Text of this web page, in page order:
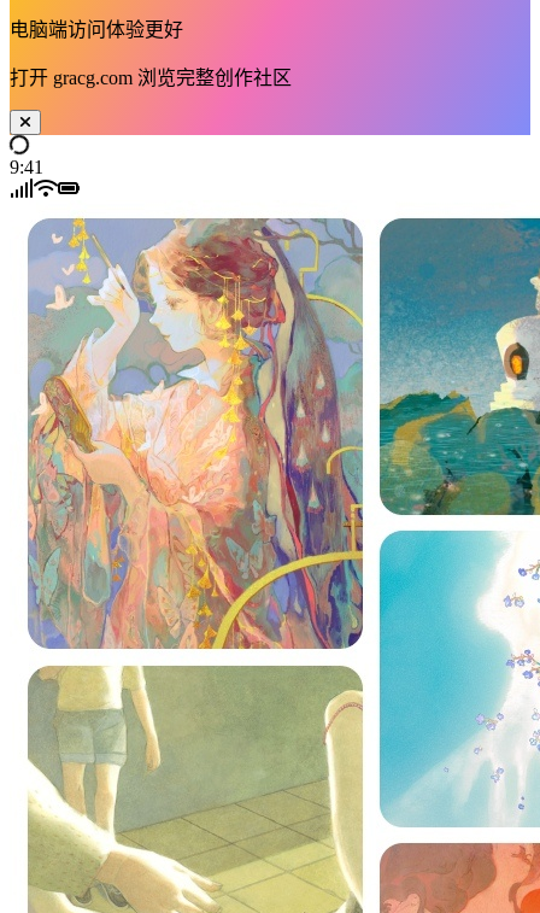
电脑端访问体验更好
打开 gracg.com 浏览完整创作社区
9:41